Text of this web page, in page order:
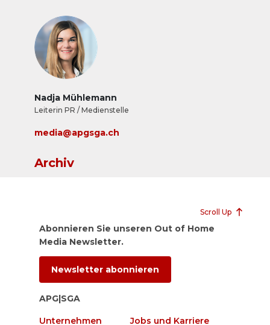
Nadja Mühlemann
Leiterin PR / Medienstelle
media@apgsga.ch
Archiv
Scroll Up
Abonnieren Sie unseren Out of Home
Media Newsletter.
Newsletter abonnieren
APG|SGA
Unternehmen Jobs und Karriere